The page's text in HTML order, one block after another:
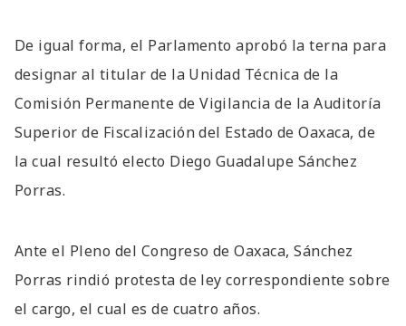
De igual forma, el Parlamento aprobó la terna para
designar al titular de la Unidad Técnica de la
Comisión Permanente de Vigilancia de la Auditoría
Superior de Fiscalización del Estado de Oaxaca, de
la cual resultó electo Diego Guadalupe Sánchez
Porras.
Ante el Pleno del Congreso de Oaxaca, Sánchez
Porras rindió protesta de ley correspondiente sobre
el cargo, el cual es de cuatro años.